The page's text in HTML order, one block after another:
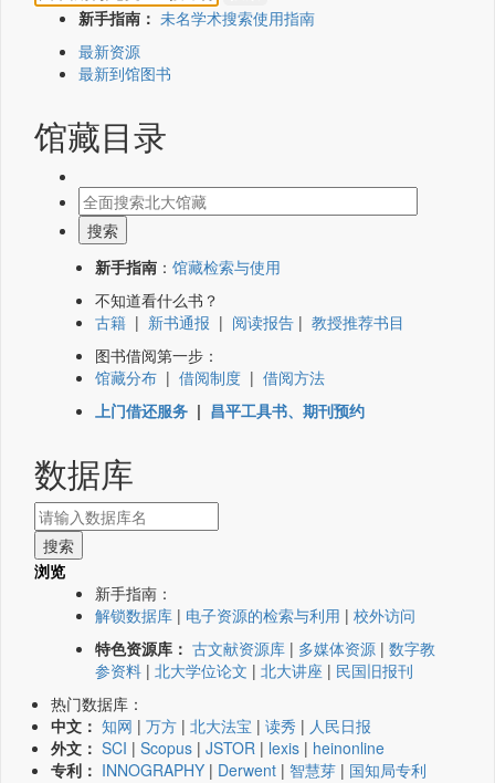
新手指南： 未名学术搜索使用指南
最新资源
最新到馆图书
馆藏目录
新手指南 ： 馆藏检索与使用
不知道看什么书？
古籍 | 新书通报 | 阅读报告 | 教授推荐书目
图书借阅第一步：
馆藏分布 | 借阅制度 | 借阅方法
上门借还服务 | 昌平工具书、期刊预约
数据库
浏览
新手指南：
解锁数据库 | 电子资源的检索与利用 | 校外访问
特色资源库： 古文献资源库 | 多媒体资源 | 数字教
参资料 | 北大学位论文 | 北大讲座 | 民国旧报刊
热门数据库：
中文： 知网 | 万方 | 北大法宝 | 读秀 | 人民日报
外文： SCI | Scopus | JSTOR | lexis | heinonline
专利： INNOGRAPHY | Derwent | 智慧芽 | 国知局专利